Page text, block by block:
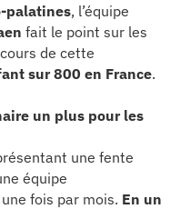
palatines, l’équipe
fait le point sur les
de cette
sur 800 en France.
un plus pour les
une fente
équipe
fois par mois. En un